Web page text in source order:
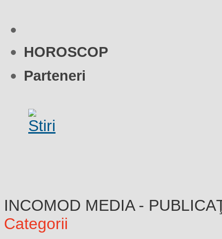
HOROSCOP
Parteneri
INCOMOD MEDIA -
Categorii